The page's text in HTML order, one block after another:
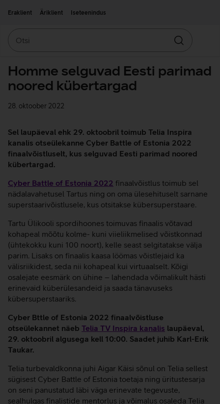
Eraklient
Äriklient Iseteenindus
Otsin
Homme selguvad Eesti parimad
noored kübertargad
28. oktoober 2022
Sel laupäeval ehk 29. oktoobril toimub Telia Inspira
kanalis otseülekanne Cyber Battle of Estonia 2022
finaalvõistluselt, kus selguvad Eesti parimad noored
kübertargad.
Cyber Battle of Estonia 2022 finaalvõistlus toimub sel
nädalavahetusel Tartus ning on oma ülesehituselt sarnane
superstaarivõistlusele, kus otsitakse kübersuperstaare.
Tartu Ülikooli spordihoones toimuvas finaalis võtavad
kohapeal mõõtu kolme- kuni viieliikmelised võistkonnad
(ühtekokku kuni 100 noort), kelle seast selgitatakse välja
parim. Lisaks on finaalis kaasa löömas võistlejaid ka
välisriikidest, seda nii kohapeal kui virtuaalselt. Kõigi
osalejate eesmärk on ühine – lahendada võimalikult hästi
erinevaid küberülesandeid ja saada tänavuseks
kübersuperstaariks.
Cyber Bttle of Estonia 2022 finaalvõistluse
otseülekannet näeb Telia TV Inspira kanalis laupäeval,
29. oktoobril algusega kell 10:00. Saadet juhib Karl-Erik
Taukar.
Telia turbevaldkonna juhi Aigar Käisi sõnul on Telia sellest
sügisest Cyber Battle of Estonia toetaja ning üritustesarja
on seni panustatud läbi väga erinevate tegevuste,
sealhulgas finalistide mentorlus ja võimalus osaleda Telia